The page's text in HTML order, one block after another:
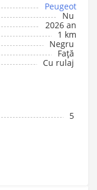
Peugeot
Nu
2026 an
1 km
Negru
Față
Cu rulaj
5